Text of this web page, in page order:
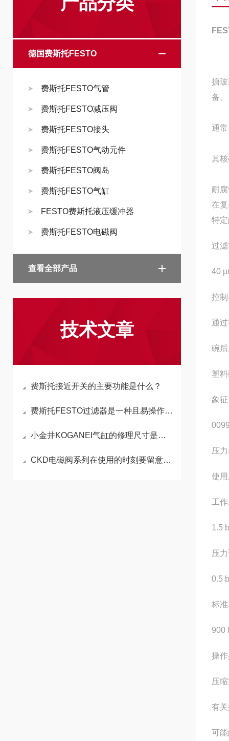
德国费斯托FESTO
费斯托FESTO气管
费斯托FESTO减压阀
费斯托FESTO接头
费斯托FESTO气动元件
费斯托FESTO阀岛
费斯托FESTO气缸
FESTO费斯托液压缓冲器
费斯托FESTO电磁阀
查看全部产品
技术文章
费斯托接近开关的主要功能是什么？
费斯托FESTO过滤器是一种且易操作的全自动过滤装置
小金井KOGANEI气缸的修理尺寸是如何确定的
CKD电磁阀系列在使用的时刻要留意哪些规格
搪
备。
通
其
耐
在
特
过
40
控
通
碗
塑
象征
压
使
工
1.5
压
0.5
标
900
操
压
有
可